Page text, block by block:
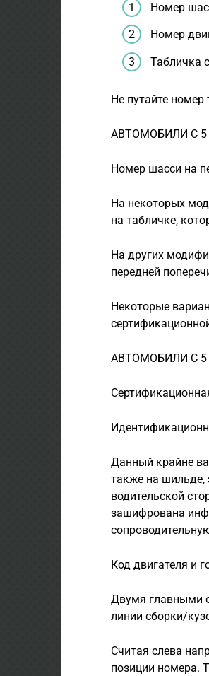
Номер
Номер
Табличка
Не путайте
АВТОМОБИЛИ С
Номер шасси на
На некоторых
на табличке,
На других
передней
Некоторые
АВТОМОБИЛИ С
Данный крайне
также на шильде,
водительской
зашифрована
Код двигателя и
Двумя главными
линии сборки/
Считая слева
позиции номера.